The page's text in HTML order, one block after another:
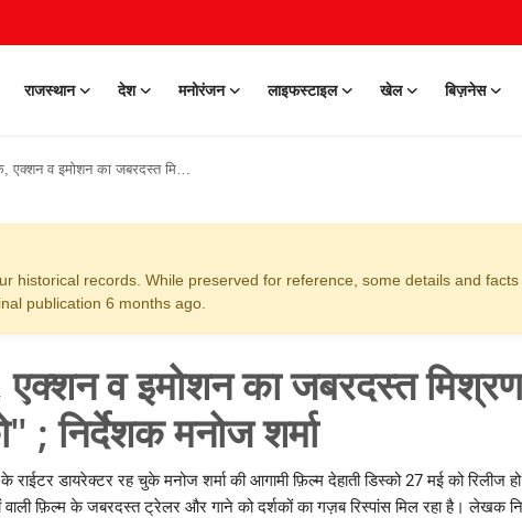
राजस्थान देश मनोरंजन लाइफस्टाइल खेल बिज़नेस
का जबरदस्त मिश्रण है फ़िल्म "देहाती डिस्को" ; निर्देशक मनोज शर्मा
historical records. While preserved for reference, some details and facts
publication 6 months ago.
व इमोशन का जबरदस्त
; निर्देशक मनोज शर्मा
राईटर डायरेक्टर रह चुके मनोज शर्मा की आगामी फ़िल्म देहाती डिस्को 27 मई को रिलीज
वाली फ़िल्म के जबरदस्त ट्रेलर और गाने को दर्शकों का गज़ब रिस्पांस मिल रहा है। लेखक